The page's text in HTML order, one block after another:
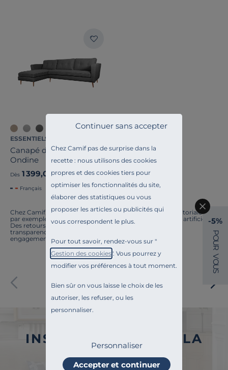
Chez Camif pas de surprise dans la
recette : nous utilisons des cookies
propres et des cookies tiers pour
optimiser les fonctionnalités du site,
élaborer des statistiques ou vous
proposer les articles ou publicités qui
vous correspondent le plus.
Pour tout savoir, rendez-vous sur "
Gestion des cookies". Vous pourrez y
modifier vos préférences à tout moment.
Bien sûr on vous laisse le choix de les
autoriser, les refuser, ou les
personnaliser.
Continuer sans accepter
Personnaliser
Accepter et continuer
ESSENTIELS PAR CAMIF
Canapé d'angle tissu
Ondine
Dès 1 399,00 €
Français
Chez Camif, on innove en permanence. Notre équipe éditoriale a
par exemple généré cette page à l'aide d'une intelligence artificielle.
Des retours ? Nous sommes à l'écoute. Tout comme la
transparence, l'amélioration continue fait partie de nos
engagements.
INSCRIVEZ-VOUS À LA
NEWSLETTER
-5%
P
O
U
R
V
O
U
S